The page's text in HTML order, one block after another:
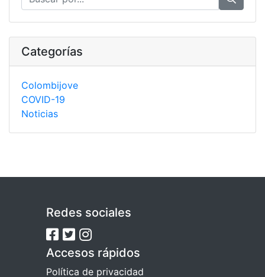
Categorías
Colombijove
COVID-19
Noticias
Redes sociales
Accesos rápidos
Política de privacidad